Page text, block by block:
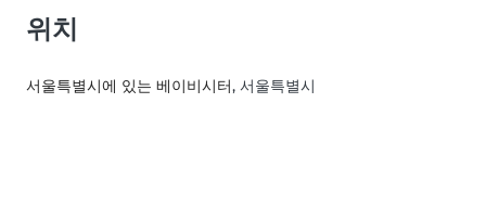
위치
서울특별시에 있는 베이비시터, 서울특별시